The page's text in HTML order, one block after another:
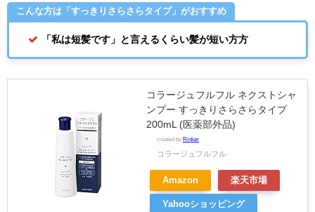
こんな方は「すっきりさらさらタイプ」がおすすめ
「私は短髪です」と言えるくらい髪が短い方方
コラージュフルフル ネクストシャ
ンプー すっきりさらさらタイプ
200mL (医薬部外品)
created by Rinker
コラージュフルフル
Amazon 楽天市場
Yahooショッピング